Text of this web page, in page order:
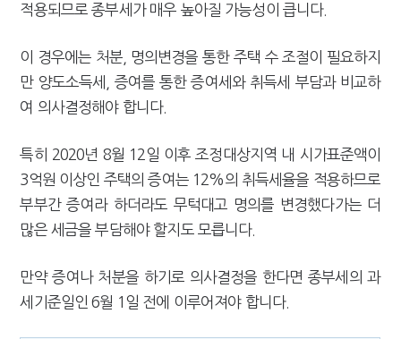
적용되므로 종부세가 매우 높아질 가능성이 큽니다.
이 경우에는 처분, 명의변경을 통한 주택 수 조절이 필요하지
만 양도소득세, 증여를 통한 증여세와 취득세 부담과 비교하
여 의사결정해야 합니다.
특히 2020년 8월 12일 이후 조정대상지역 내 시가표준액이
3억원 이상인 주택의 증여는 12%의 취득세율을 적용하므로
부부간 증여라 하더라도 무턱대고 명의를 변경했다가는 더
많은 세금을 부담해야 할지도 모릅니다.
만약 증여나 처분을 하기로 의사결정을 한다면 종부세의 과
세기준일인 6월 1일 전에 이루어져야 합니다.